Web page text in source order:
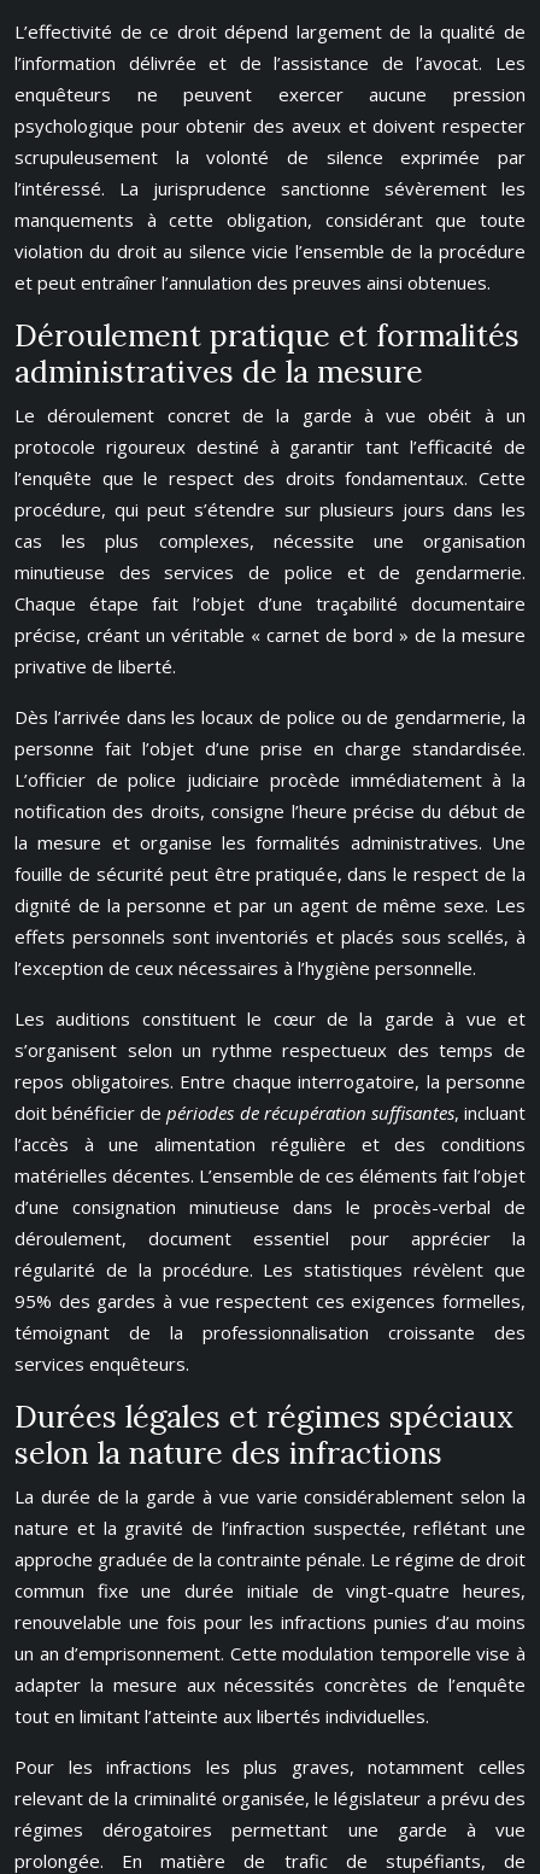
L’effectivité de ce droit dépend largement de la qualité de
l’information délivrée et de l’assistance de l’avocat. Les
enquêteurs ne peuvent exercer aucune pression
psychologique pour obtenir des aveux et doivent respecter
scrupuleusement la volonté de silence exprimée par
l’intéressé. La jurisprudence sanctionne sévèrement les
manquements à cette obligation, considérant que toute
violation du droit au silence vicie l’ensemble de la procédure
et peut entraîner l’annulation des preuves ainsi obtenues.
Déroulement pratique et formalités
administratives de la mesure
Le déroulement concret de la garde à vue obéit à un
protocole rigoureux destiné à garantir tant l’efficacité de
l’enquête que le respect des droits fondamentaux. Cette
procédure, qui peut s’étendre sur plusieurs jours dans les
cas les plus complexes, nécessite une organisation
minutieuse des services de police et de gendarmerie.
Chaque étape fait l’objet d’une traçabilité documentaire
précise, créant un véritable « carnet de bord » de la mesure
privative de liberté.
Dès l’arrivée dans les locaux de police ou de gendarmerie, la
personne fait l’objet d’une prise en charge standardisée.
L’officier de police judiciaire procède immédiatement à la
notification des droits, consigne l’heure précise du début de
la mesure et organise les formalités administratives. Une
fouille de sécurité peut être pratiquée, dans le respect de la
dignité de la personne et par un agent de même sexe. Les
effets personnels sont inventoriés et placés sous scellés, à
l’exception de ceux nécessaires à l’hygiène personnelle.
Les auditions constituent le cœur de la garde à vue et
s’organisent selon un rythme respectueux des temps de
repos obligatoires. Entre chaque interrogatoire, la personne
doit bénéficier depériodes de récupération suffisantes, incluant
l’accès à une alimentation régulière et des conditions
matérielles décentes. L’ensemble de ces éléments fait l’objet
d’une consignation minutieuse dans le procès-verbal de
déroulement, document essentiel pour apprécier la
régularité de la procédure. Les statistiques révèlent que
95% des gardes à vue respectent ces exigences formelles,
témoignant de la professionnalisation croissante des
services enquêteurs.
Durées légales et régimes spéciaux
selon la nature des infractions
La durée de la garde à vue varie considérablement selon la
nature et la gravité de l’infraction suspectée, reflétant une
approche graduée de la contrainte pénale. Le régime de droit
commun fixe une durée initiale de vingt-quatre heures,
renouvelable une fois pour les infractions punies d’au moins
un an d’emprisonnement. Cette modulation temporelle vise à
adapter la mesure aux nécessités concrètes de l’enquête
tout en limitant l’atteinte aux libertés individuelles.
Pour les infractions les plus graves, notamment celles
relevant de la criminalité organisée, le législateur a prévu des
régimes dérogatoires permettant une garde à vue
prolongée. En matière de trafic de stupéfiants, de